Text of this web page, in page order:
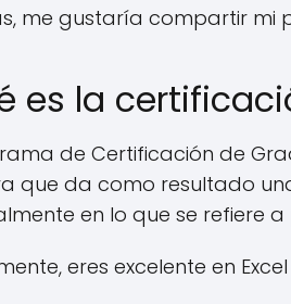
me gustaría compartir mi
es la
de Certificación de
que da como resultado
en lo que se refiere
eres excelente en